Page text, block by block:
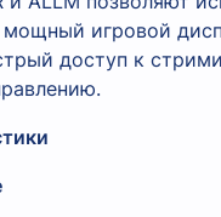
мощный игровой
доступ к